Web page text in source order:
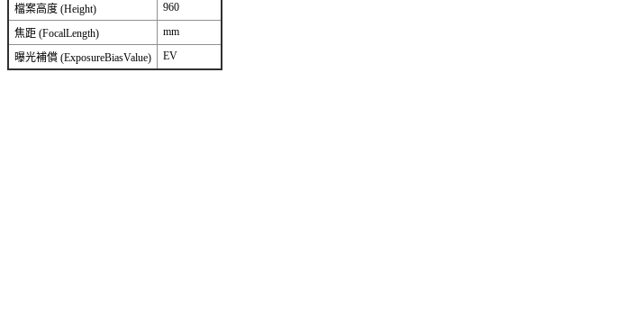
檔案高度 (Height) 960
焦距 (FocalLength) mm
曝光補償 (ExposureBiasValue) EV